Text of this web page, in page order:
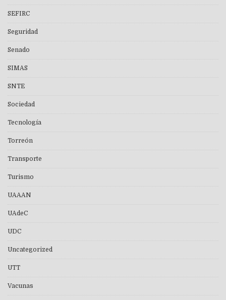
SEFIRC
Seguridad
Senado
SIMAS
SNTE
Sociedad
Tecnología
Torreón
Transporte
Turismo
UAAAN
UAdeC
UDC
Uncategorized
UTT
Vacunas